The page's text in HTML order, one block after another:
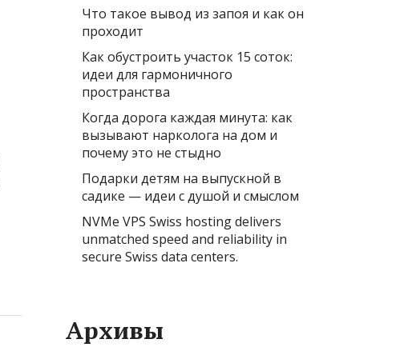
Что такое вывод из запоя и как он
проходит
Как обустроить участок 15 соток:
идеи для гармоничного
пространства
Когда дорога каждая минута: как
вызывают нарколога на дом и
почему это не стыдно
Подарки детям на выпускной в
садике — идеи с душой и смыслом
NVMe VPS Swiss hosting delivers
unmatched speed and reliability in
secure Swiss data centers.
Архивы